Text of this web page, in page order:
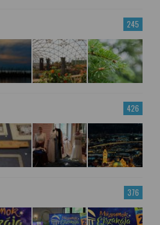
245
426
376